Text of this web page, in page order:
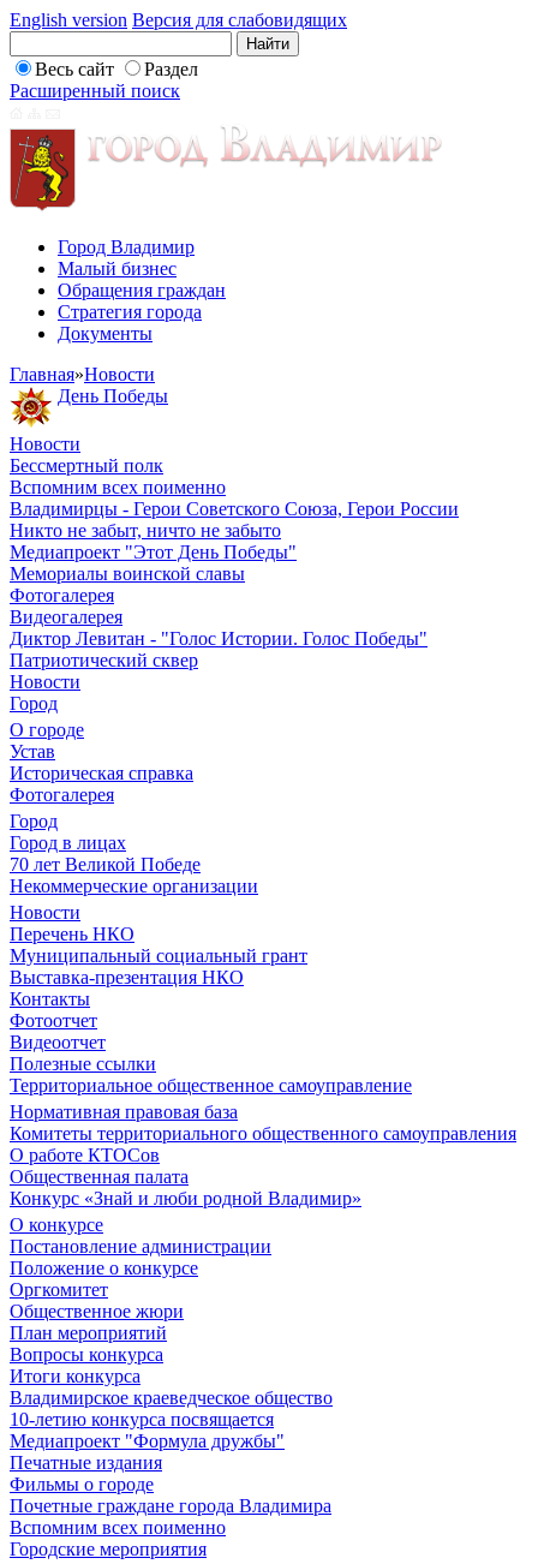
English version Версия для слабовидящих
Весь сайт
Раздел
Расширенный поиск
Город Владимир
Малый бизнес
Обращения граждан
Стратегия города
Документы
Главная»Новости
День Победы
Новости
Бессмертный полк
Вспомним всех поименно
Владимирцы - Герои Советского Союза, Герои России
Никто не забыт, ничто не забыто
Медиапроект "Этот День Победы"
Мемориалы воинской славы
Фотогалерея
Видеогалерея
Диктор Левитан - "Голос Истории. Голос Победы"
Патриотический сквер
Новости
Город
О городе
Устав
Историческая справка
Фотогалерея
Город
Город в лицах
70 лет Великой Победе
Некоммерческие организации
Новости
Перечень НКО
Муниципальный социальный грант
Выставка-презентация НКО
Контакты
Фотоотчет
Видеоотчет
Полезные ссылки
Территориальное общественное самоуправление
Нормативная правовая база
Комитеты территориального общественного самоуправления
О работе КТОСов
Общественная палата
Конкурс «Знай и люби родной Владимир»
О конкурсе
Постановление администрации
Положение о конкурсе
Оргкомитет
Общественное жюри
План мероприятий
Вопросы конкурса
Итоги конкурса
Владимирское краеведческое общество
10-летию конкурса посвящается
Медиапроект "Формула дружбы"
Печатные издания
Фильмы о городе
Почетные граждане города Владимира
Вспомним всех поименно
Городские мероприятия